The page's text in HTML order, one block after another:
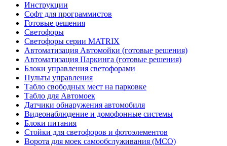
Инструкции
Софт для программистов
Готовые решения
Светофоры
Светофоры серии MATRIX
Автоматизация Автомойки (готовые решения)
Автоматизация Паркинга (готовые решения)
Блоки управления светофорами
Пульты управления
Табло свободных мест на парковке
Табло для Автомоек
Датчики обнаружения автомобиля
Видеонаблюдение и домофонные системы
Блоки питания
Стойки для светофоров и фотоэлементов
Ворота для моек самообслуживания (МСО)